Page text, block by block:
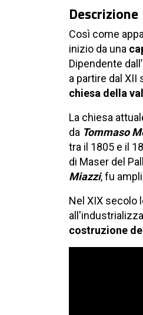
Descrizione
Così come
inizio da una
Dipendente
a partire dal XII
chiesa della
La chiesa
da Tommaso
tra il 1805 e il
di Maser del
Miazzi, fu
Nel XIX secolo
costruzione